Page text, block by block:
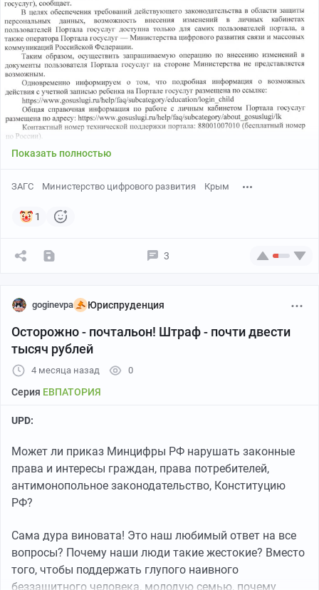
Показать полностью
ЗАГС Министерство цифрового развития Крым
1
3
goginevpa Юриспруденция
Осторожно - почтальон! Штраф - почти двести
тысяч рублей
4 месяца назад 0
Серия ЕВПАТОРИЯ
UPD:
Может ли приказ Минцифры РФ нарушать законные
права и интересы граждан, права потребителей,
антимонопольное законодательство, Конституцию
РФ?
Сама дура виновата! Это наш любимый ответ на все
вопросы? Почему наши люди такие жестокие? Вместо
того, чтобы поддержать глупого наивного
беззащитного человека, молодую семью, почему